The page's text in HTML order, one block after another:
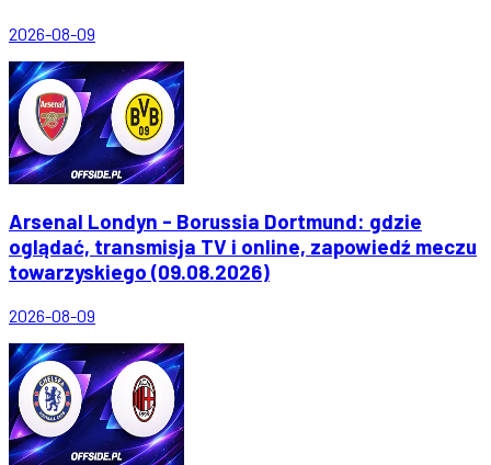
2026-08-09
Arsenal Londyn - Borussia Dortmund: gdzie
oglądać, transmisja TV i online, zapowiedź meczu
towarzyskiego (09.08.2026)
2026-08-09